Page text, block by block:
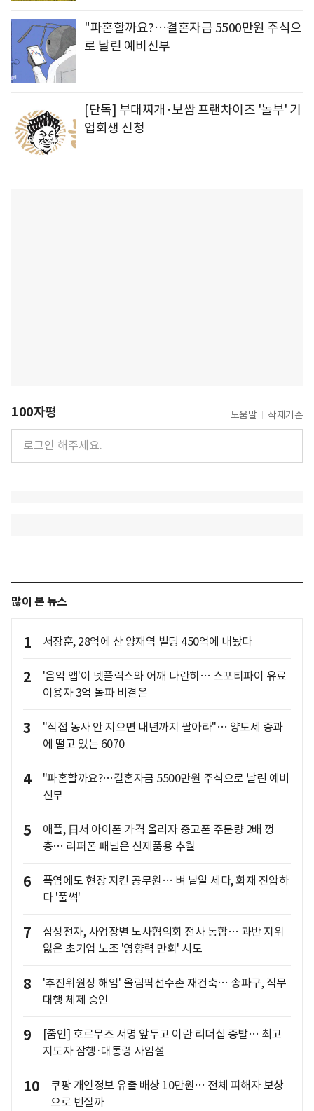
"파혼할까요?…결혼자금 5500만원 주식으
로 날린 예비신부
[단독] 부대찌개·보쌈 프랜차이즈 '놀부' 기
업회생 신청
100자평 도움말 삭제기준
많이 본 뉴스
1 서장훈, 28억에 산 양재역 빌딩 450억에 내놨다
2
'음악 앱'이 넷플릭스와 어깨 나란히… 스포티파이 유료
이용자 3억 돌파 비결은
3
"직접 농사 안 지으면 내년까지 팔아라"… 양도세 중과
에 떨고 있는 6070
4
"파혼할까요?…결혼자금 5500만원 주식으로 날린 예비
신부
5
애플, 日서 아이폰 가격 올리자 중고폰 주문량 2배 껑
충… 리퍼폰 패널은 신제품용 추월
6
폭염에도 현장 지킨 공무원… 벼 낱알 세다, 화재 진압하
다 '풀썩'
7
삼성전자, 사업장별 노사협의회 전사 통합… 과반 지위
잃은 초기업 노조 '영향력 만회' 시도
8
'추진위원장 해임' 올림픽선수촌 재건축… 송파구, 직무
대행 체제 승인
9
[줌인] 호르무즈 서명 앞두고 이란 리더십 증발… 최고
지도자 잠행·대통령 사임설
10
쿠팡 개인정보 유출 배상 10만원… 전체 피해자 보상
으로 번질까